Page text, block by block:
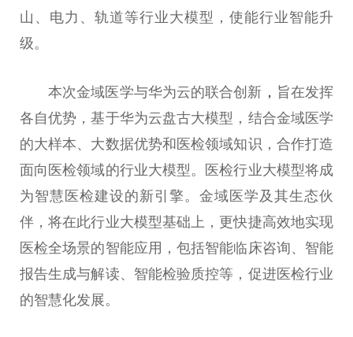
山、电力、轨道等行业大模型，使能行业智能升
级。
本次金域医学与华为云的联合创新 ， 旨在发挥
各自优势，基于华为云盘古大模型，结合金域医学
的大样本、大数据优势和医检领域知识，合作打造
面向医检领域的行业大模型。医检行业大模型将成
为智慧医检建设的新引擎。金域医学及其生态伙
伴，将在此行业大模型基础上，更快捷高效地实现
医检全场景的智能应用，包括智能临床咨询、智能
报告生成与解读、智能检验质控等，促进医检行业
的智慧化发展。